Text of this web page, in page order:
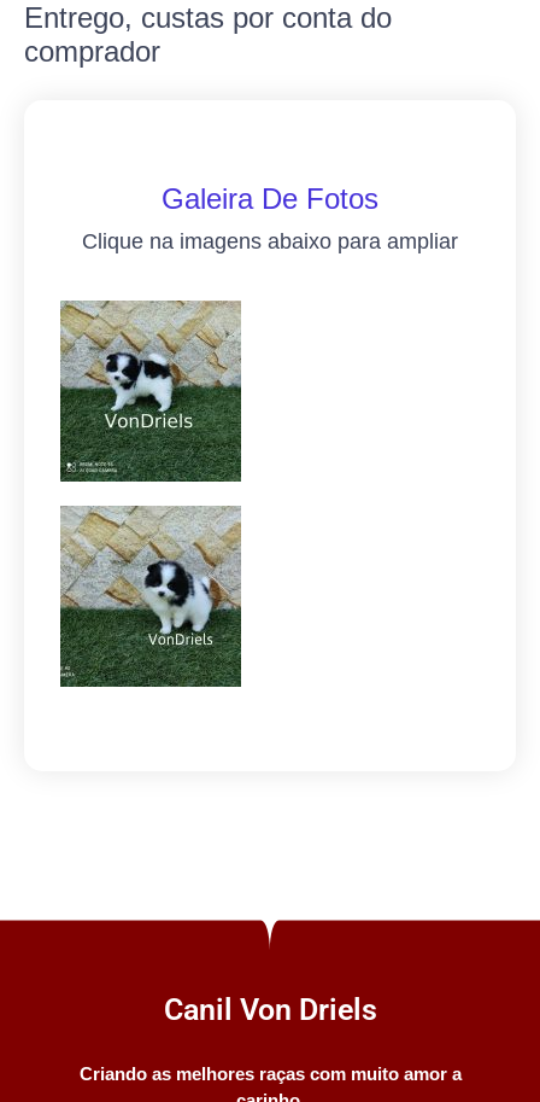
Entrego, custas por conta do
comprador
Galeira De Fotos
Clique na imagens abaixo para ampliar
Canil Von Driels
Criando as melhores raças com muito amor a